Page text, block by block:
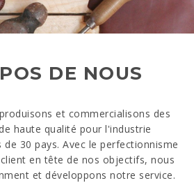
DE NOUS
et commercialisons des
haute qualité pour l'industrie
30 pays. Avec le perfectionnisme
en tête de nos objectifs, nous
et développons notre service.